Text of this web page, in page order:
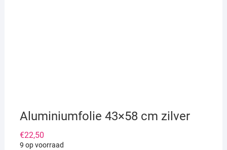
Aluminiumfolie 43×58 cm zilver
€22,50
9 op voorraad